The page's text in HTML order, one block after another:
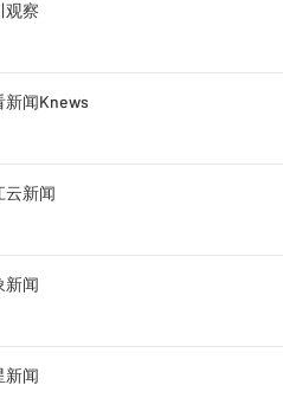
观察
新闻Knews
云新闻
新闻
新闻